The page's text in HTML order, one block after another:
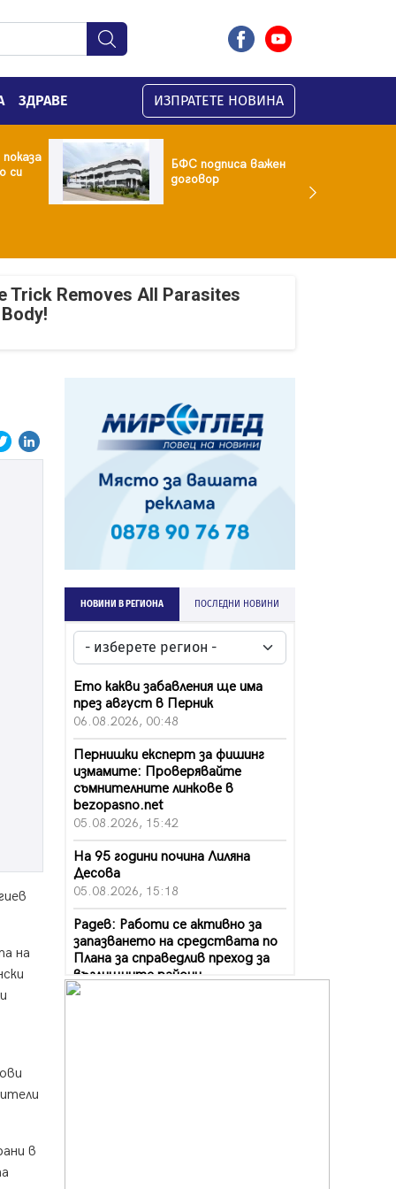
ЗДРАВЕ ИЗПРАТЕТЕ НОВИНА
си
БФC подписа важен
договор
Trick Removes All Parasites
на
в
НОВИНИ В РЕГИОНА ПОСЛЕДНИ НОВИНИ
Ето какви забавления ще има
през август в Перник
06.08.2026, 00:48
Пернишки експерт за фишинг
измамите: Проверявайте
съмнителните линкове в
bezopasno.net
05.08.2026, 15:42
На 95 години почина Лиляна
Десова
05.08.2026, 15:18
Радев: Работи се активно за
запазването на средствата по
Плана за справедлив преход за
въглищните райони
05.08.2026, 14:57